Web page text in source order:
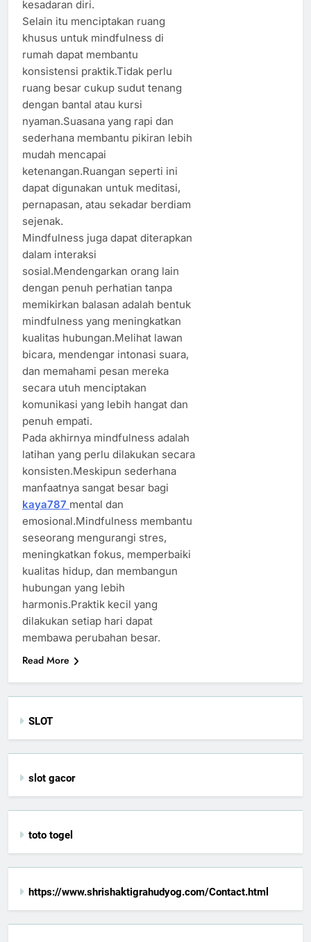
kesadaran diri.
Selain itu menciptakan ruang
khusus untuk mindfulness di
rumah dapat membantu
konsistensi praktik.Tidak perlu
ruang besar cukup sudut tenang
dengan bantal atau kursi
nyaman.Suasana yang rapi dan
sederhana membantu pikiran lebih
mudah mencapai
ketenangan.Ruangan seperti ini
dapat digunakan untuk meditasi,
pernapasan, atau sekadar berdiam
sejenak.
Mindfulness juga dapat diterapkan
dalam interaksi
sosial.Mendengarkan orang lain
dengan penuh perhatian tanpa
memikirkan balasan adalah bentuk
mindfulness yang meningkatkan
kualitas hubungan.Melihat lawan
bicara, mendengar intonasi suara,
dan memahami pesan mereka
secara utuh menciptakan
komunikasi yang lebih hangat dan
penuh empati.
Pada akhirnya mindfulness adalah
latihan yang perlu dilakukan secara
konsisten.Meskipun sederhana
manfaatnya sangat besar bagi
kaya787 mental dan
emosional.Mindfulness membantu
seseorang mengurangi stres,
meningkatkan fokus, memperbaiki
kualitas hidup, dan membangun
hubungan yang lebih
harmonis.Praktik kecil yang
dilakukan setiap hari dapat
membawa perubahan besar.
Read More
SLOT
slot gacor
toto togel
https://www.shrishaktigrahudyog.com/Contact.html